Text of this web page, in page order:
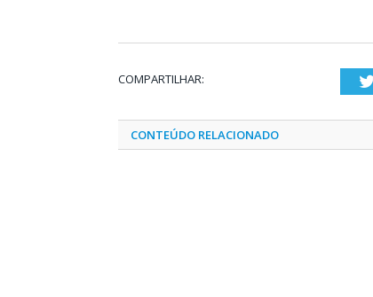
COMPARTILHAR:
CONTEÚDO RELACIONADO